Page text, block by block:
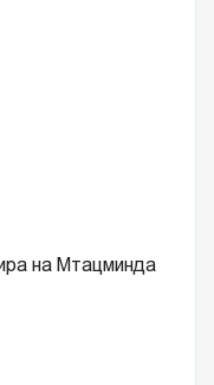
на Мтацминда